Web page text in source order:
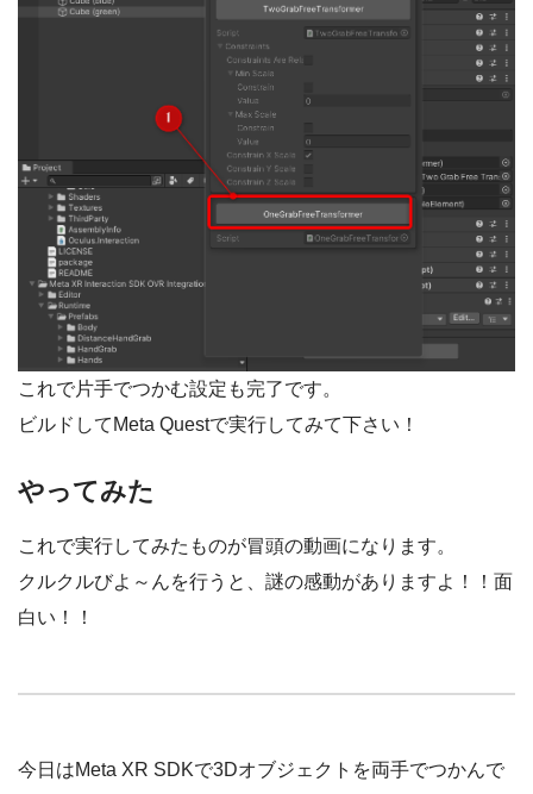
これで片手でつかむ設定も完了です。
ビルドしてMeta Questで実行してみて下さい！
やってみた
これで実行してみたものが冒頭の動画になります。
クルクルびよ～んを行うと、謎の感動がありますよ！！面
白い！！
今日はMeta XR SDKで3Dオブジェクトを両手でつかんで